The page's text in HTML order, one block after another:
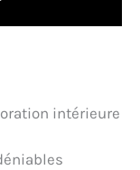
intérieure